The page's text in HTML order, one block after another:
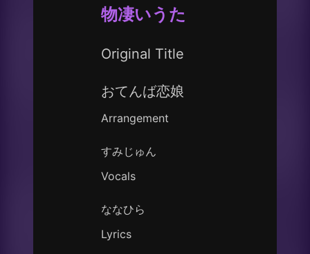
物凄いうた
Original Title
おてんば恋娘
Arrangement
すみじゅん
Vocals
ななひら
Lyrics